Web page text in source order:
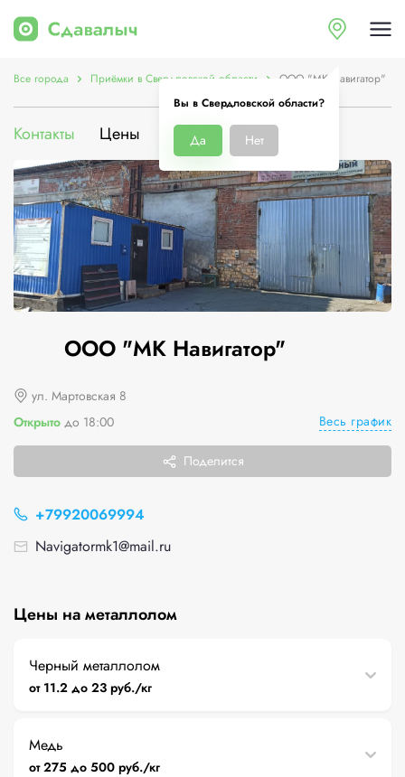
Вы в Свердловской области?
Да Нет
Все города Приёмки в Свердловской области ООО "МК Навигатор"
Контакты Цены Услуги О компании
ООО "МК Навигатор"
ул. Мартовская 8
Открыто до 18:00 Весь график
Поделится
+79920069994
Navigatormk1@mail.ru
Цены на металлолом
Черный металлолом
от 11.2 до 23 руб./кг
Медь
от 275 до 500 руб./кг